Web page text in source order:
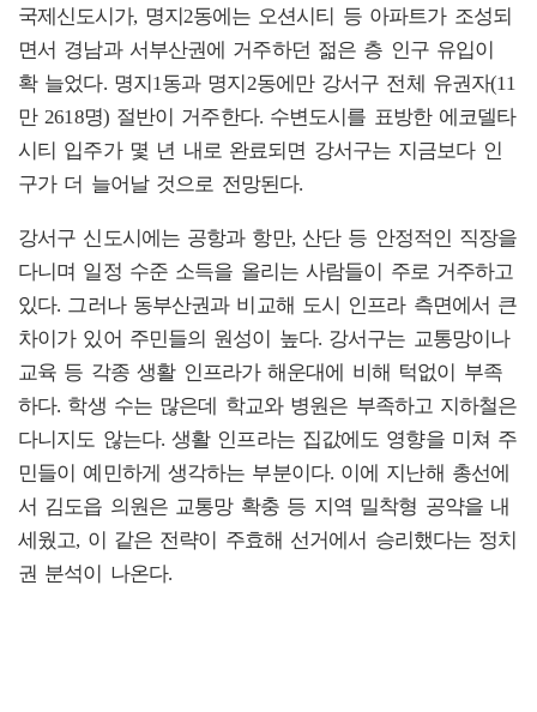
국제신도시가, 명지2동에는 오션시티 등 아파트가 조성되
면서 경남과 서부산권에 거주하던 젊은 층 인구 유입이
확 늘었다. 명지1동과 명지2동에만 강서구 전체 유권자(11
만 2618명) 절반이 거주한다. 수변도시를 표방한 에코델타
시티 입주가 몇 년 내로 완료되면 강서구는 지금보다 인
구가 더 늘어날 것으로 전망된다.
강서구 신도시에는 공항과 항만, 산단 등 안정적인 직장을
다니며 일정 수준 소득을 올리는 사람들이 주로 거주하고
있다. 그러나 동부산권과 비교해 도시 인프라 측면에서 큰
차이가 있어 주민들의 원성이 높다. 강서구는 교통망이나
교육 등 각종 생활 인프라가 해운대에 비해 턱없이 부족
하다. 학생 수는 많은데 학교와 병원은 부족하고 지하철은
다니지도 않는다. 생활 인프라는 집값에도 영향을 미쳐 주
민들이 예민하게 생각하는 부분이다. 이에 지난해 총선에
서 김도읍 의원은 교통망 확충 등 지역 밀착형 공약을 내
세웠고, 이 같은 전략이 주효해 선거에서 승리했다는 정치
권 분석이 나온다.